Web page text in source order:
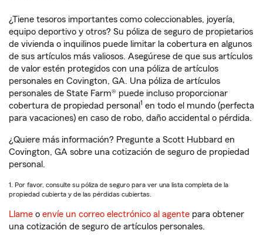
¿Tiene tesoros importantes como coleccionables, joyería,
equipo deportivo y otros? Su póliza de seguro de propietarios
de vivienda o inquilinos puede limitar la cobertura en algunos
de sus artículos más valiosos. Asegúrese de que sus artículos
de valor estén protegidos con una póliza de artículos
personales en Covington, GA. Una póliza de artículos
personales de State Farm® puede incluso proporcionar
cobertura de propiedad personal 1 en todo el mundo (perfecta
para vacaciones) en caso de robo, daño accidental o pérdida.
¿Quiere más información? Pregunte a Scott Hubbard en
Covington, GA sobre una cotización de seguro de propiedad
personal.
1. Por favor, consulte su póliza de seguro para ver una lista completa de la
propiedad cubierta y de las pérdidas cubiertas.
Llame o envíe un correo electrónico al agente para obtener
una cotización de seguro de artículos personales.